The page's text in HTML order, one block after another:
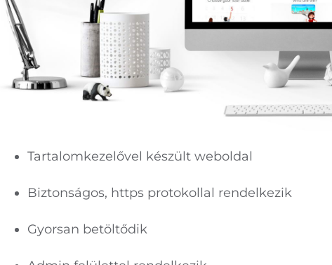
Tartalomkezelővel készült weboldal
Biztonságos, https protokollal rendelkezik
Gyorsan betöltődik